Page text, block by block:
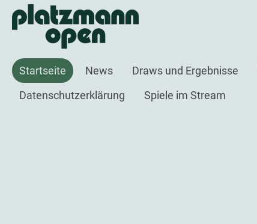
Startseite News Draws und Ergebnisse
Datenschutzerklärung
Spiele im Stream